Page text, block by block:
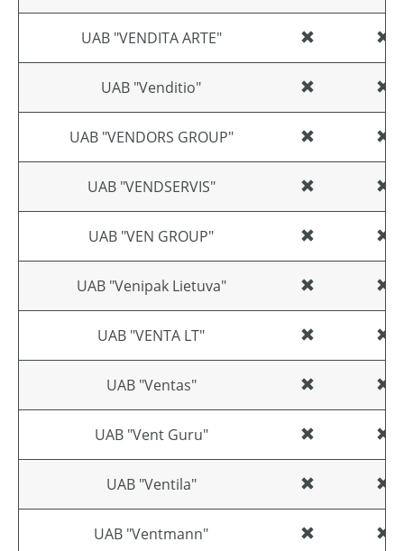
UAB "VENDITA ARTE"
UAB "Venditio"
UAB "VENDORS GROUP"
UAB "VENDSERVIS"
UAB "VEN GROUP"
UAB "Venipak Lietuva"
UAB "VENTA LT"
UAB "Ventas"
UAB "Vent Guru"
UAB "Ventila"
UAB "Ventmann"